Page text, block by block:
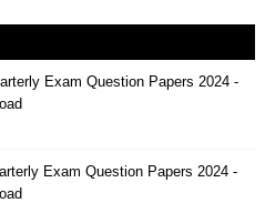
Exam Question Papers 2024 -
Exam Question Papers 2024 -